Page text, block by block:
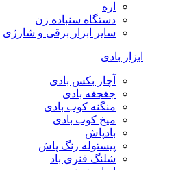
اره
دستگاه سنباده زن
سایر ابزار برقی و شارژی
ابزار بادی
آچار بکس بادی
جغجغه بادی
منگنه کوب بادی
میخ کوب بادی
بادپاش
پیستوله رنگ پاش
شلنگ فنری باد